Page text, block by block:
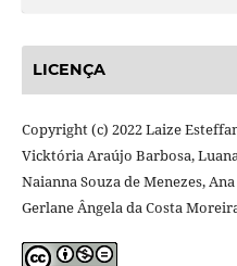
LICENÇA
Copyright (c) 2022 Laize
Vicktória Araújo Barbosa,
Naianna Souza de Menezes,
Gerlane Ângela da Costa